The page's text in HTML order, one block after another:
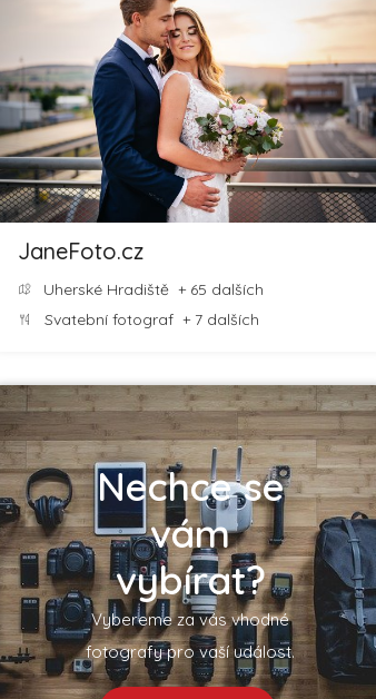
JaneFoto.cz
Uherské Hradiště + 65 dalších
Svatební fotograf + 7 dalších
Nechce se
vám
vybírat?
Vybereme za vás vhodné
fotografy pro vaší událost.